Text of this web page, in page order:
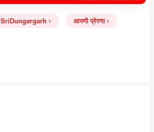
SriDungargarh आपणी प्रेरणा